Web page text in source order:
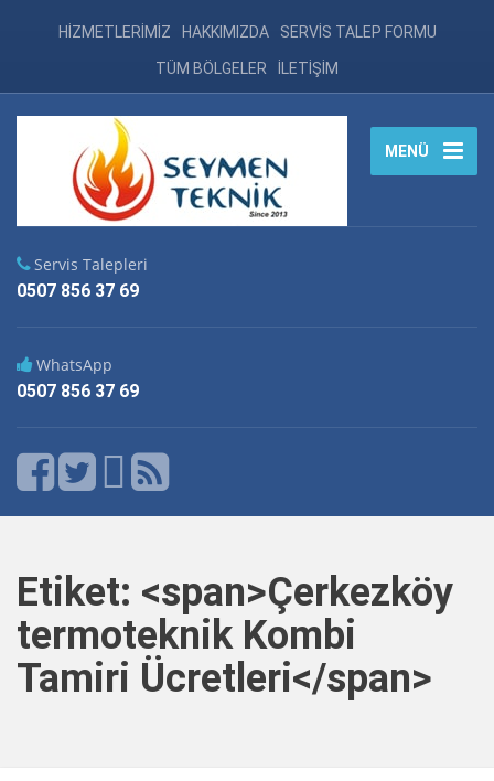
HİZMETLERİMİZ HAKKIMIZDA SERVİS TALEP FORMU
TÜM BÖLGELER İLETİŞİM
MENÜ
Servis Talepleri
0507 856 37 69
WhatsApp
0507 856 37 69
Etiket: <span>Çerkezköy
termoteknik Kombi
Tamiri Ücretleri</span>